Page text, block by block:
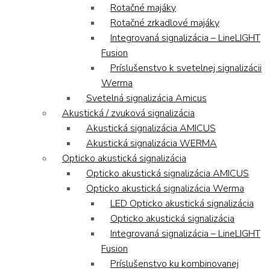
Rotačné majáky
Rotačné zrkadlové majáky
Integrovaná signalizácia – LineLIGHT
Fusion
Príslušenstvo k svetelnej signalizácii
Werma
Svetelná signalizácia Amicus
Akustická / zvuková signalizácia
Akustická signalizácia AMICUS
Akustická signalizácia WERMA
Opticko akustická signalizácia
Opticko akustická signalizácia AMICUS
Opticko akustická signalizácia Werma
LED Opticko akustická signalizácia
Opticko akustická signalizácia
Integrovaná signalizácia – LineLIGHT
Fusion
Príslušenstvo ku kombinovanej